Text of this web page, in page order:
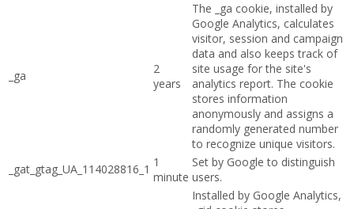
_ga
2
years
The _ga cookie, installed by
Google Analytics, calculates
visitor, session and campaign
data and also keeps track of
site usage for the site's
analytics report. The cookie
stores information
anonymously and assigns a
randomly generated number
to recognize unique visitors.
_gat_gtag_UA_114028816_1 1
minute
Set by Google to distinguish
users.
Installed by Google Analytics,